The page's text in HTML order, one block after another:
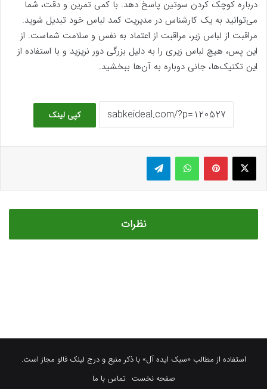
استفاده از مطالب «سبک ایده آل» با ذکر منبع و درج لینک فالو مجاز است.
صفحه نخست تماس با ما